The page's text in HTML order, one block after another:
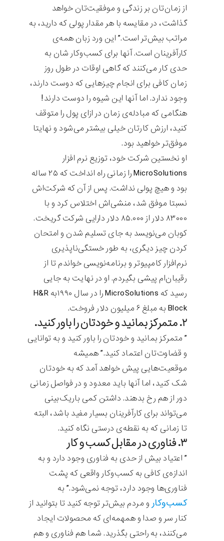
از زمان‌تان بر زندگی و موفقیت‌تان خواهد
گذاشت، در مقایسه با هر مقدار پولی که دارید، به
مراتب بیش‌تر است.” این ورد زبان همه‌ی
کارآفرینان است. آنها برای کسب‌وکار شان به
حدی کار می‌کنند که گاهی اوقات در طول روز
زمان کافی برای انجام چیزهایی که دوست دارند،
وجود ندارد. اما آنها این شیوه را دوست دارند!
هنگامی که مبادله‌ی زمان در ازای پول را متوقف
کنید، ارزش کارتان خیلی بیشتر می‌شود و نهایتا
موفق‌تر خواهید بود.
او نخستین شرکت خود، توزیع نرم افزار
MicroSolutions را زمانی راه انداخت که ۲۵ ساله
بود و هیچ پولی نداشت. پس از آن که شرکت‌اش
نسبتا موفق شد، منشی‌اش اختلاس کرد و با
۸۳۰۰۰ دلار از ۸۵.۰۰۰ دلار دارایی شرکت گریخت.
کوبان می‌نویسد به جای تسلیم شدن و امتحان
کردن چیز دیگری، به طور خستگی‌ناپذیری
نرم‌افزار کامپیوتر و برنامه‌نویسی خواندم تا از
رقیبان‌ام پیشی بگیردم. او در نهایت به جایی
رسید که MicroSolutions را در سال ۱۹۹۰به H&R
Block به مبلغ ۶ میلیون دلار فروخت.
۲. متمرکز بمانید و خودتان را باور کنید.
” متمرکز بمانید و خودتان را باور کنید و به توانایی
و قضاوت‌تان اعتماد کنید.” همیشه
موقعیت‌هایی پیش خواهد آمد که به خودتان
شک کنید، اما آنها باید معدود و در فواصل زمانی
دور از هم رخ بدهند. داشتن کمی باریک‌بینی
می‌تواند برای کارآفرینان بسیار مفید باشد، البته
تا زمانی که به نقطه‌ی درستی نگاه کنید.
۳. فناوری در مقابل کسب و کار
” اعتیاد بیش از حدی به فناوری وجود دارد و به
اندازه‌ی کافی به کسب‌وکار واقعی که پشت
فناوری‌ها وجود دارد، توجه نمی‌شود.” به
کسب‌وکار و مردم بیش‌تر توجه کنید تا بتوانید از
کنار سر و صدا و همهمه‌ای که محصولات ایجاد
می‌کنند، به راحتی بگذرید. شما هم فناوری و هم